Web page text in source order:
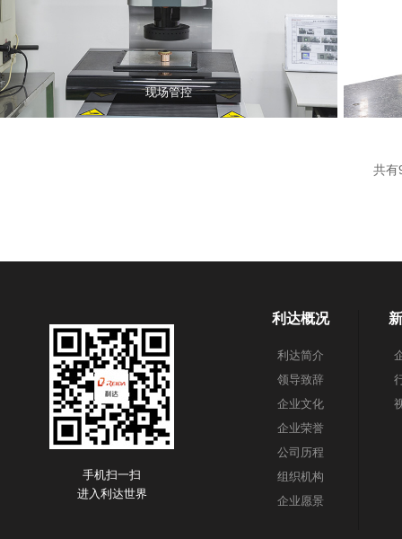
现场管控
共
手机扫一扫
进入利达世界
利达概况
利达简介
领导致辞
企业文化
企业荣誉
公司历程
组织机构
企业愿景